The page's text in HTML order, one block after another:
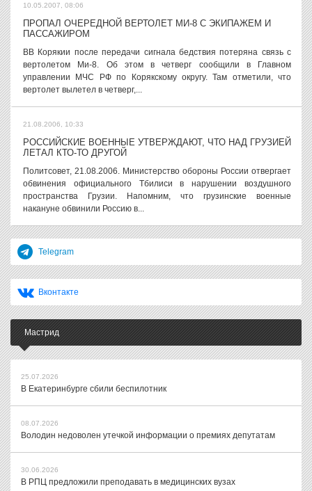
10.05.2007, 08:06
ПРОПАЛ ОЧЕРЕДНОЙ ВЕРТОЛЕТ МИ-8 С ЭКИПАЖЕМ И
ПАССАЖИРОМ
ВВ Корякии после передачи сигнала бедствия потеряна связь с
вертолетом Ми-8. Об этом в четверг сообщили в Главном
управлении МЧС РФ по Корякскому округу. Там отметили, что
вертолет вылетел в четверг,...
21.08.2006, 10:33
РОССИЙСКИЕ ВОЕННЫЕ УТВЕРЖДАЮТ, ЧТО НАД ГРУЗИЕЙ
ЛЕТАЛ КТО-ТО ДРУГОЙ
Политсовет, 21.08.2006. Министерство обороны России отвергает
обвинения официального Тбилиси в нарушении воздушного
пространства Грузии. Напомним, что грузинские военные
накануне обвинили Россию в...
Telegram
Вконтакте
Мастрид
25.07.2026
В Екатеринбурге сбили беспилотник
08.07.2026
Володин недоволен утечкой информации о премиях депутатам
30.06.2026
В РПЦ предложили преподавать в медицинских вузах